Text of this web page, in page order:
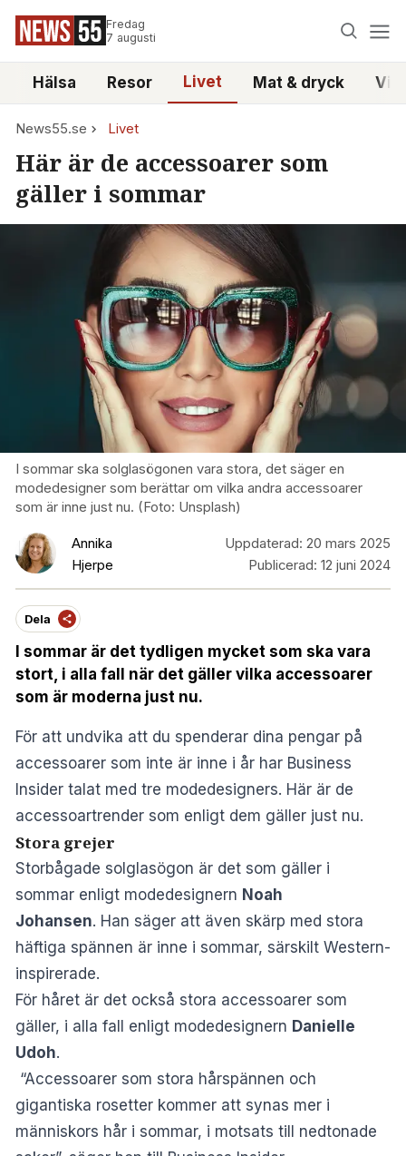
Fredag
7 augusti
Hälsa Resor Livet Mat & dryck
News55.se Livet
Här är de accessoarer som
gäller i sommar
I sommar ska solglasögonen vara stora, det säger en
modedesigner som berättar om vilka andra accessoarer
som är inne just nu. (Foto: Unsplash)
Annika
Hjerpe
Uppdaterad: 20 mars 2025
Publicerad: 12 juni 2024
Dela
I sommar är det tydligen mycket som ska vara
stort, i alla fall när det gäller vilka accessoarer
som är moderna just nu.
För att undvika att du spenderar dina pengar på
accessoarer som inte är inne i år har Business
Insider talat med tre modedesigners. Här är de
accessoartrender som enligt dem gäller just nu.
Stora grejer
Storbågade solglasögon är det som gäller i
sommar enligt modedesignern Noah
Johansen. Han säger att även skärp med stora
häftiga spännen är inne i sommar, särskilt Western-
inspirerade.
För håret är det också stora accessoarer som
gäller, i alla fall enligt modedesignern Danielle
Udoh.
“Accessoarer som stora hårspännen och
gigantiska rosetter kommer att synas mer i
människors hår i sommar, i motsats till nedtonade